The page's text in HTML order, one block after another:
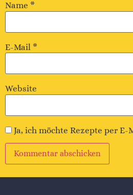
Name *
E-Mail *
Website
Ja, ich möchte Rezepte per
Alternative: